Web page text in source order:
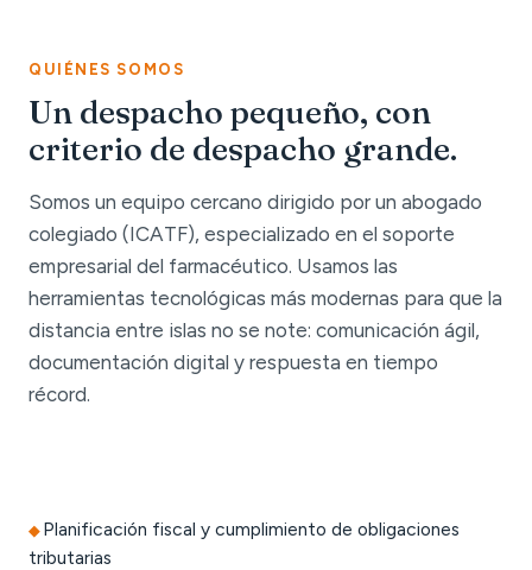
QUIÉNES SOMOS
Un despacho pequeño, con
criterio de despacho grande.
Somos un equipo cercano dirigido por un abogado
colegiado (ICATF), especializado en el soporte
empresarial del farmacéutico. Usamos las
herramientas tecnológicas más modernas para que la
distancia entre islas no se note: comunicación ágil,
documentación digital y respuesta en tiempo
récord.
Planificación fiscal y cumplimiento de obligaciones
tributarias